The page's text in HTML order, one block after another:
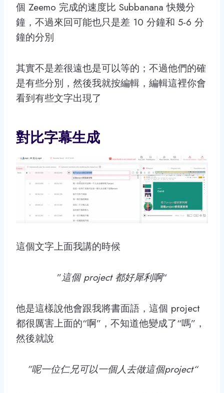
個 Zeemo 完成的速度比 Subbanana 快幾分
鐘，不過來回可能也只是差 10 分鐘和 5-6 分
鐘的分別
其實不是差很遠也是可以等的；不過他們的確
是有些分別，然後我就按編輯，編輯這裡你會
看到有些文字出現了
對比字幕生成
這個文字上面我講的時候
”這個 project 都好犀利啊“
他是這樣說他會跟我將書面語，這個 project
都很厲害上面的“啊”，不知道他變成了“嗎”，
然後就說
”呢一位仁兄可以一個人去做這個project“